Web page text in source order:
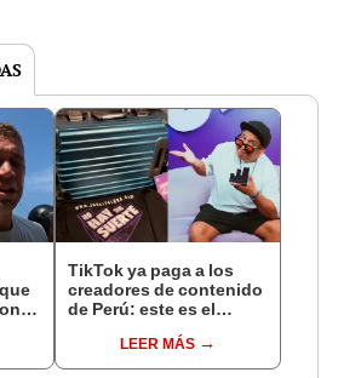
TikTok ya paga a los
creadores de contenido
de Perú: este es el
llegar a cobrar por 1.000
vistas
LEER MÁS